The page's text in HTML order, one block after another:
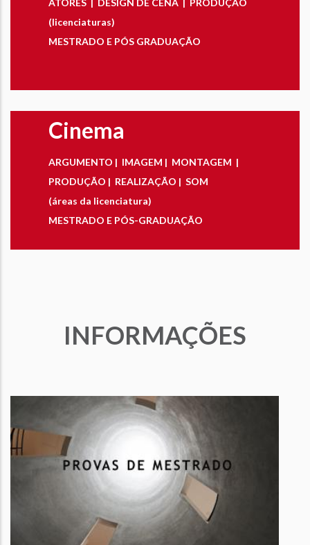
ATORES | DESIGN DE CENA | PRODUÇÃO
(licenciaturas)
MESTRADO E PÓS GRADUAÇÃO
Cinema
ARGUMENTO | IMAGEM | MONTAGEM |
PRODUÇÃO | REALIZAÇÃO | SOM
(áreas da licenciatura)
MESTRADO E PÓS-GRADUAÇÃO
INFORMAÇÕES